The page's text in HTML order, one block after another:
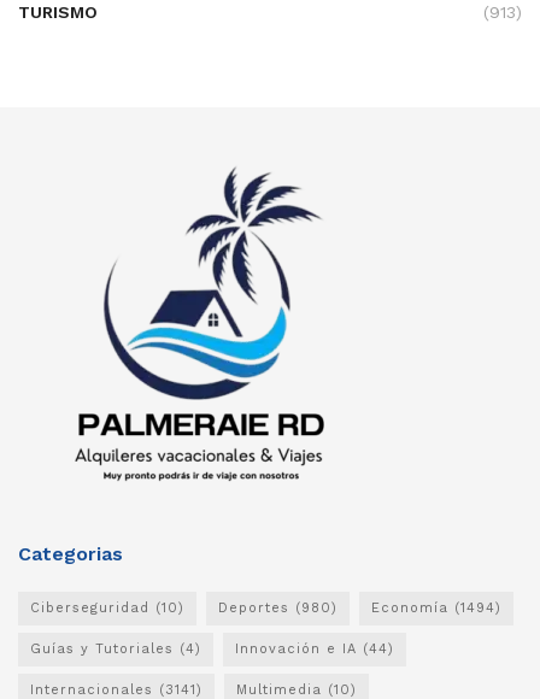
TURISMO (913)
Categorias
Ciberseguridad (10) Deportes (980) Economía (1494)
Guías y Tutoriales (4) Innovación e IA (44)
Internacionales (3141) Multimedia (10)